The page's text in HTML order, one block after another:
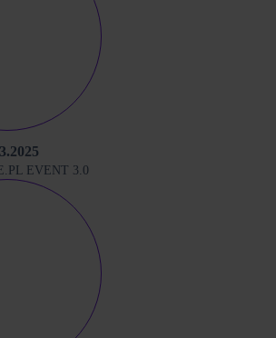
EVENT 3.0